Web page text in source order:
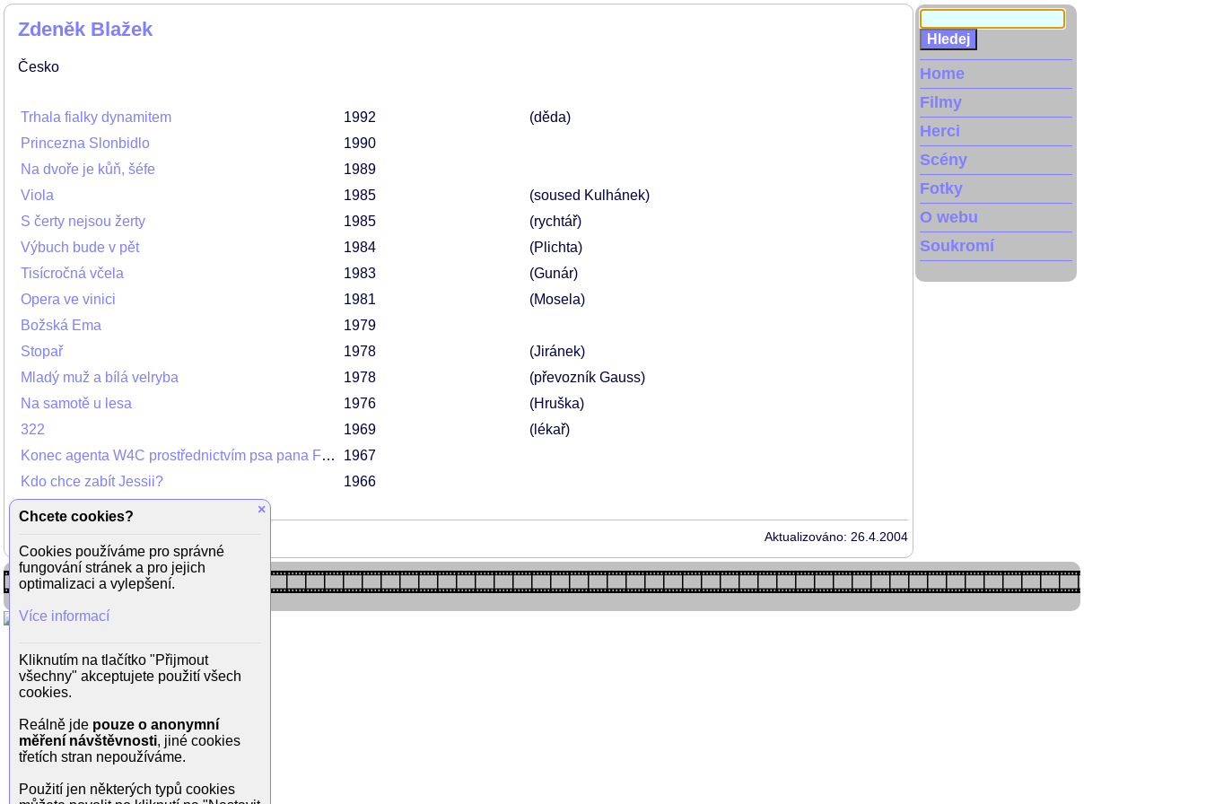
Zdeněk Blažek
Česko
Trhala fialky dynamitem 1992
(děda)
Princezna Slonbidlo
1990
Na dvoře je kůň, šéfe
1989
Viola
1985
(soused Kulhánek)
S čerty nejsou žerty
1985
(rychtář)
Výbuch bude v pět
1984
(Plichta)
Tisícročná včela
1983
(Gunár)
Opera ve vinici
1981
(Mosela)
Božská Ema
1979
Stopař
1978
(Jiránek)
Mladý muž a bílá velryba
1978
(převozník Gauss)
Na samotě u lesa
1976
(Hruška)
322
1969
(lékař)
Konec agenta W4C prostřednictvím psa pana Foustky
1967
Kdo chce zabít Jessii?
1966
Aktualizováno: 26.4.2004
Home
Filmy
Herci
Scény
Fotky
O webu
Soukromí
×
Chcete cookies?
Cookies používáme pro správné
fungování stránek a pro jejich
optimalizaci a vylepšení.
Více informací
Kliknutím na tlačítko "Přijmout
všechny" akceptujete použití všech
cookies.
Reálně jde pouze o anonymní
měření návštěvnosti, jiné cookies
třetích stran nepoužíváme.
Použití jen některých typů cookies